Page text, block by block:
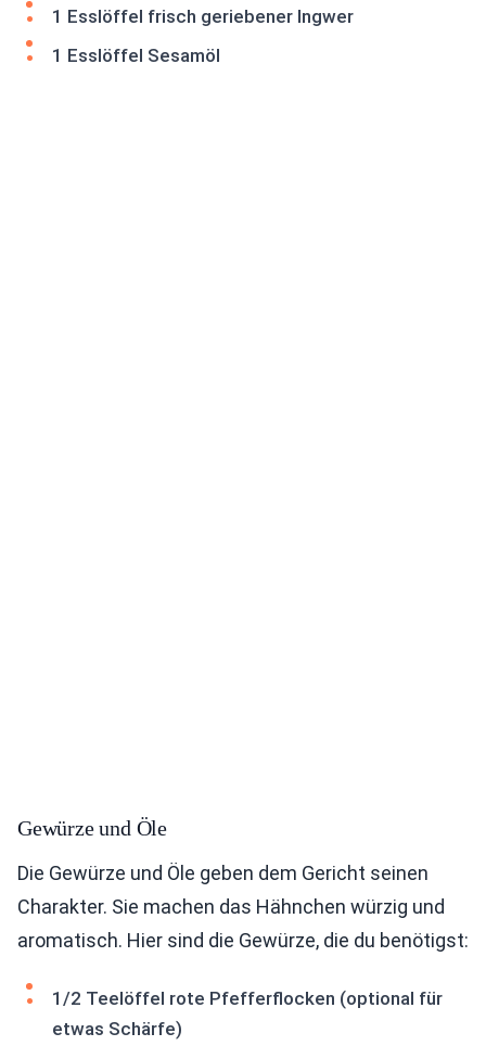
1 Esslöffel frisch geriebener Ingwer
1 Esslöffel Sesamöl
Gewürze und Öle
Die Gewürze und Öle geben dem Gericht seinen
Charakter. Sie machen das Hähnchen würzig und
aromatisch. Hier sind die Gewürze, die du benötigst:
1/2 Teelöffel rote Pfefferflocken (optional für
etwas Schärfe)